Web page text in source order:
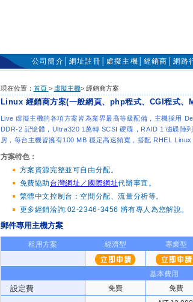
公司簡介 │網址註冊 虛擬主機 │經銷商 網路
現在位置： 首頁 > 虛擬主機> 經銷商方案
Linux 經銷商方案(一般網頁、php程式、CGI程式、
Live 虛擬主機的各項方案皆為業界最高等級配備，主機採用
DDR-2 記憶體 ， Ultra320 1萬轉 SCSI 硬碟， RAID 1 磁碟陣
房，每台主機皆擁有100 MB 穩定高速頻寬，搭配 RHEL
方案特色：
方案資源完整並可自由分配。
免費協助 台灣網址／國際網址代辦事宜。
繁體中文控制台：空間分配、流量分析等。
更多經銷洽詢:02-2346-3456 將有專人為您解說。
郵件專用主機方案
租用方案 經濟型 專業型
基本費用
設定費 免費 免費